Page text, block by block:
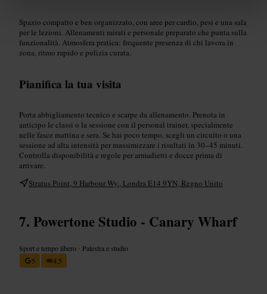
Spazio compatto e ben organizzato, con aree per cardio, pesi e una sala
per le lezioni. Allenamenti mirati e personale preparato che punta sulla
funzionalità. Atmosfera pratica: frequente presenza di chi lavora in
zona, ritmo rapido e pulizia curata.
Pianifica la tua visita
Porta abbigliamento tecnico e scarpe da allenamento. Prenota in
anticipo le classi o la sessione con il personal trainer, specialmente
nelle fasce mattina e sera. Se hai poco tempo, scegli un circuito o una
sessione ad alta intensità per massimizzare i risultati in 30–45 minuti.
Controlla disponibilità e regole per armadietti e docce prima di
arrivare.
Stratus Point, 9 Harbour Wy., Londra E14 9YN, Regno Unito
Powertone Studio - Canary Wharf
Sport e tempo libero • Palestra e studio
5
4,5